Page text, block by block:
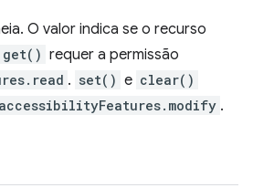
O valor indica se o recurso
get() requer a permissão
. set() e clear()
accessibilityFeatures.modify .